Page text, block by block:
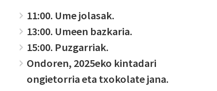
11:00. Ume jolasak.
13:00. Umeen bazkaria.
15:00. Puzgarriak.
Ondoren, 2025eko kintadari
ongietorria eta txokolate jana.